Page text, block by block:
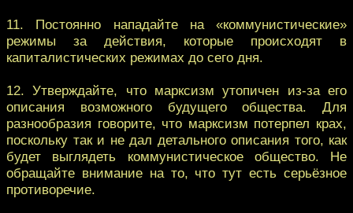
11. Постоянно нападайте на «коммунистические»
режимы за действия, которые происходят в
капиталистических режимах до сего дня.
12. Утверждайте, что марксизм утопичен из-за его
описания возможного будущего общества. Для
разнообразия говорите, что марксизм потерпел крах,
поскольку так и не дал детального описания того, как
будет выглядеть коммунистическое общество. Не
обращайте внимание на то, что тут есть серьёзное
противоречие.